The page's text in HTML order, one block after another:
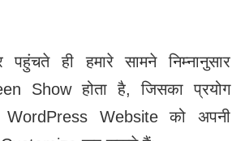
पहुंचते ही हमारे सामने निम्नानुसार
Show होता है, जिसका प्रयोग
Website को अपनी